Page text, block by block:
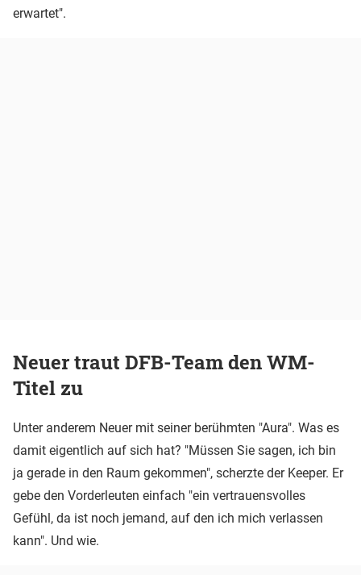
erwartet".
Neuer traut DFB-Team den WM-
Titel zu
Unter anderem Neuer mit seiner berühmten "Aura". Was es
damit eigentlich auf sich hat? "Müssen Sie sagen, ich bin
ja gerade in den Raum gekommen", scherzte der Keeper. Er
gebe den Vorderleuten einfach "ein vertrauensvolles
Gefühl, da ist noch jemand, auf den ich mich verlassen
kann". Und wie.